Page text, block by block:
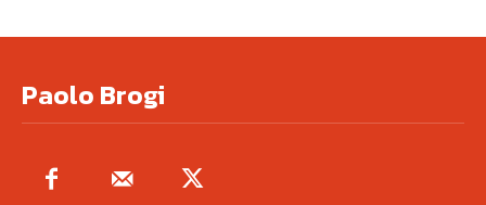
Paolo Brogi